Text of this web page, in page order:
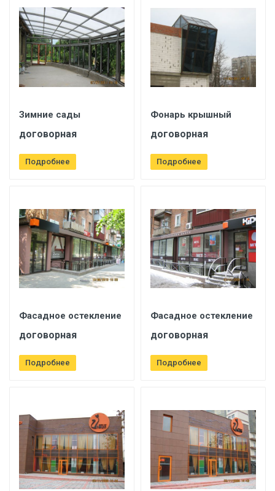
Зимние сады
договорная
Подробнее
Фонарь крышный
договорная
Подробнее
Фасадное остекление
договорная
Подробнее
Фасадное остекление
договорная
Подробнее